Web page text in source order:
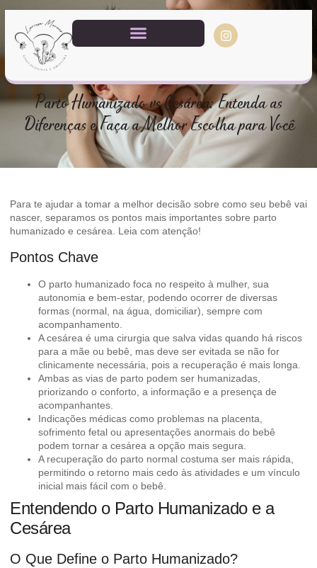
Parto Humanizado vs Cesárea: Entenda as
Diferenças e Faça a Melhor Escolha para Você
Para te ajudar a tomar a melhor decisão sobre como seu bebê vai
nascer, separamos os pontos mais importantes sobre parto
humanizado e cesárea. Leia com atenção!
Pontos Chave
O parto humanizado foca no respeito à mulher, sua
autonomia e bem-estar, podendo ocorrer de diversas
formas (normal, na água, domiciliar), sempre com
acompanhamento.
A cesárea é uma cirurgia que salva vidas quando há riscos
para a mãe ou bebê, mas deve ser evitada se não for
clinicamente necessária, pois a recuperação é mais longa.
Ambas as vias de parto podem ser humanizadas,
priorizando o conforto, a informação e a presença de
acompanhantes.
Indicações médicas como problemas na placenta,
sofrimento fetal ou apresentações anormais do bebê
podem tornar a cesárea a opção mais segura.
A recuperação do parto normal costuma ser mais rápida,
permitindo o retorno mais cedo às atividades e um vínculo
inicial mais fácil com o bebê.
Entendendo o Parto Humanizado e a
Cesárea
O Que Define o Parto Humanizado?